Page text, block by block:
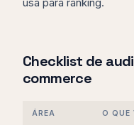
usa para ranking.
Checklist de
commerce
ÁREA O QUE